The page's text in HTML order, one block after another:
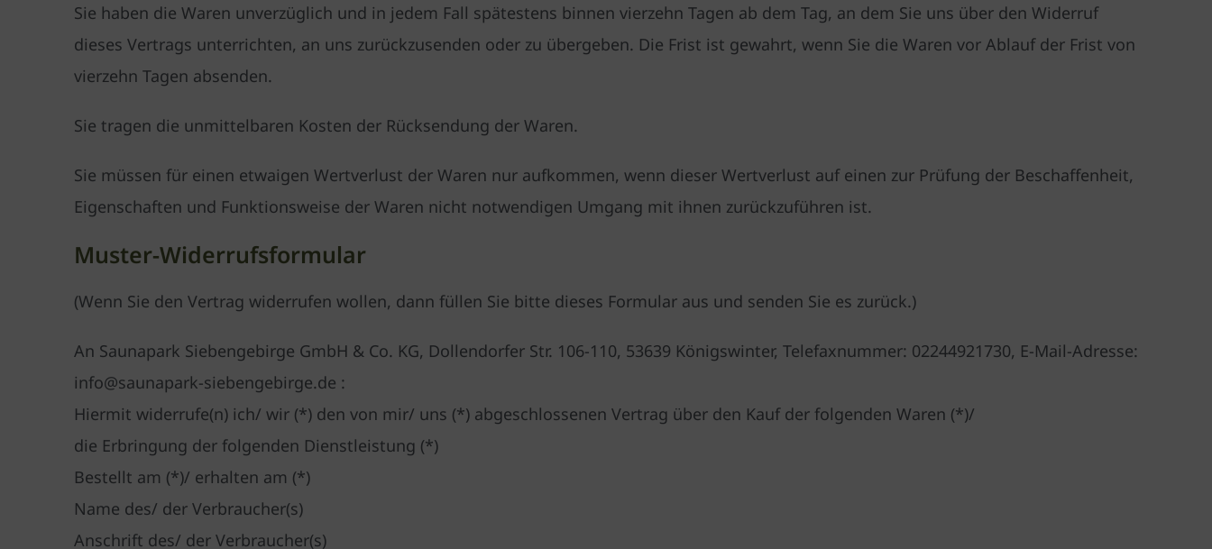
Sie haben die Waren unverzüglich und in jedem Fall spätestens binnen vierzehn Tagen ab dem Tag, an dem Sie uns über den Widerruf
dieses Vertrags unterrichten, an uns zurückzusenden oder zu übergeben. Die Frist ist gewahrt, wenn Sie die Waren vor Ablauf der Frist von
vierzehn Tagen absenden.
Sie tragen die unmittelbaren Kosten der Rücksendung der Waren.
Sie müssen für einen etwaigen Wertverlust der Waren nur aufkommen, wenn dieser Wertverlust auf einen zur Prüfung der Beschaffenheit,
Eigenschaften und Funktionsweise der Waren nicht notwendigen Umgang mit ihnen zurückzuführen ist.
Muster-Widerrufsformular
(Wenn Sie den Vertrag widerrufen wollen, dann füllen Sie bitte dieses Formular aus und senden Sie es zurück.)
An Saunapark Siebengebirge GmbH & Co. KG, Dollendorfer Str. 106-110, 53639 Königswinter, Telefaxnummer: 02244921730, E-Mail-Adresse:
info@saunapark-siebengebirge.de :
Hiermit widerrufe(n) ich/ wir (*) den von mir/ uns (*) abgeschlossenen Vertrag über den Kauf der folgenden Waren (*)/
die Erbringung der folgenden Dienstleistung (*)
Bestellt am (*)/ erhalten am (*)
Name des/ der Verbraucher(s)
Anschrift des/ der Verbraucher(s)